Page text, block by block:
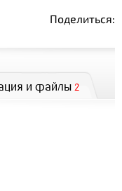
Поделиться:
и файлы 2